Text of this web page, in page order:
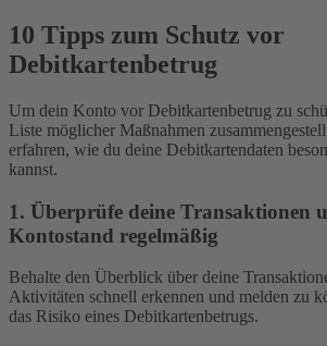
10 Tipps zum Schutz vor
Debitkartenbetrug
Um dein Konto vor Debitkartenbetrug zu
Liste möglicher Maßnahmen
erfahren, wie du deine Debitkartendaten
kannst.
1. Überprüfe deine Transaktionen
Kontostand regelmäßig
Behalte den Überblick über deine
Aktivitäten schnell erkennen und melden zu
das Risiko eines Debitkartenbetrugs.